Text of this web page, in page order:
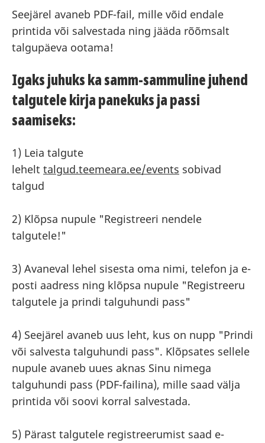
Seejärel avaneb PDF-fail, mille võid endale
printida või salvestada ning jääda rõõmsalt
talgupäeva ootama!
Igaks juhuks ka samm-sammuline juhend
talgutele kirja panekuks ja passi
saamiseks:
1) Leia talgute
lehelt talgud.teemeara.ee/events sobivad
talgud
2) Klõpsa nupule "Registreeri nendele
talgutele!"
3) Avaneval lehel sisesta oma nimi, telefon ja e-
posti aadress ning klõpsa nupule "Registreeru
talgutele ja prindi talguhundi pass"
4) Seejärel avaneb uus leht, kus on nupp "Prindi
või salvesta talguhundi pass". Klõpsates sellele
nupule avaneb uues aknas Sinu nimega
talguhundi pass (PDF-failina), mille saad välja
printida või soovi korral salvestada.
5) Pärast talgutele registreerumist saad e-